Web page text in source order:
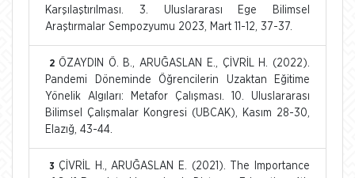
Karşılaştırılması. 3. Uluslararası Ege Bilimsel
Araştırmalar Sempozyumu 2023, Mart 11-12, 37-37.
2 ÖZAYDIN Ö. B., ARUĞASLAN E., ÇİVRİL H. (2022).
Pandemi Döneminde Öğrencilerin Uzaktan Eğitime
Yönelik Algıları: Metafor Çalışması. 10. Uluslararası
Bilimsel Çalışmalar Kongresi (UBCAK), Kasım 28-30,
Elazığ, 43-44.
3 ÇİVRİL H., ARUĞASLAN E. (2021). The Importance